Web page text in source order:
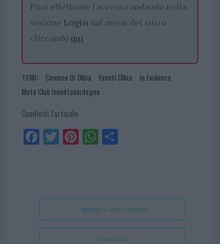
Puoi effettuare l'accesso andando nella
sezione Logindal menù del sito o
cliccando qui
TEMI: Comune Di Olbia Eventi Olbia
In Evidenza
Moto Club Insolitasardegna
Condividi l'articolo
Fa
ce
Tw
itt
Pi
nt
t
W
ha
p
Sh
+ Aggiungi a Google Calendar
+ Esporta iCal